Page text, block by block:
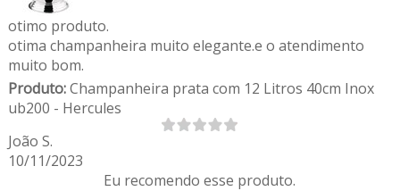
otimo produto.
otima champanheira muito elegante.e o atendimento
muito bom.
Produto:Champanheira prata com 12 Litros 40cm Inox
ub200 - Hercules
João S.
10/11/2023
Eu recomendo esse produto.